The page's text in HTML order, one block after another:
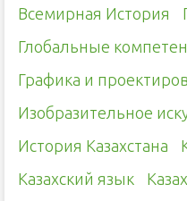
Всемирная История
Глобальные
Графика и
Изобразительное
История Казахстана
Казахский язык